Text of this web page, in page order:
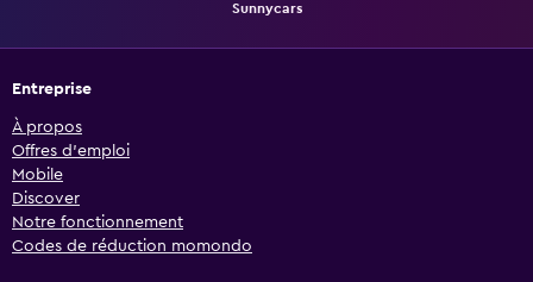
Sunnycars
Entreprise
À propos
Offres d’emploi
Mobile
Discover
Notre fonctionnement
Codes de réduction momondo